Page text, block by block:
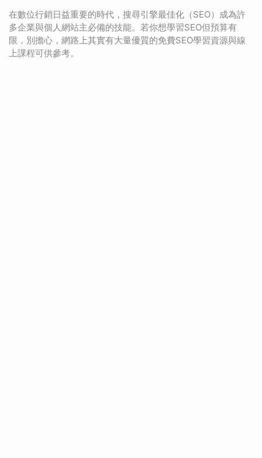
在數位行銷日益重要的時代，搜尋引擎最佳化（SEO）成為許
多企業與個人網站主必備的技能。若你想學習SEO但預算有
限，別擔心，網路上其實有大量優質的免費SEO學習資源與線
上課程可供參考。